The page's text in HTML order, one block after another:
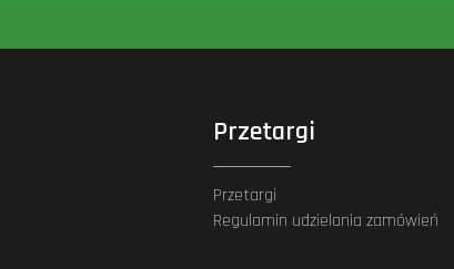
Przetargi
Przetargi
Regulamin udzielania zamówień